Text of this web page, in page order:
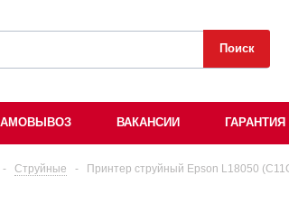
ВАКАНСИИ
- Струйные -
Принтер струйный Epson L18050